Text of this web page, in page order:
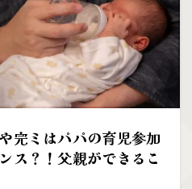
完ミはパパの育児参加
ス？！父親ができるこ